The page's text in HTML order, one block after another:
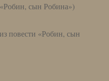
сын Робина»)
«Робин, сын